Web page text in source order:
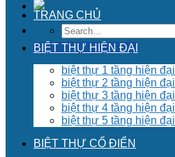
TRANG CHỦ
BIỆT THỰ HIỆN ĐẠI
biệt thự 1 tầng hiện đại
biệt thự 2 tầng hiện đại
biệt thự 3 tầng hiện đại
biệt thự 4 tầng hiện đại
biệt thự 5 tầng hiện đại
BIỆT THỰ CỔ ĐIỂN